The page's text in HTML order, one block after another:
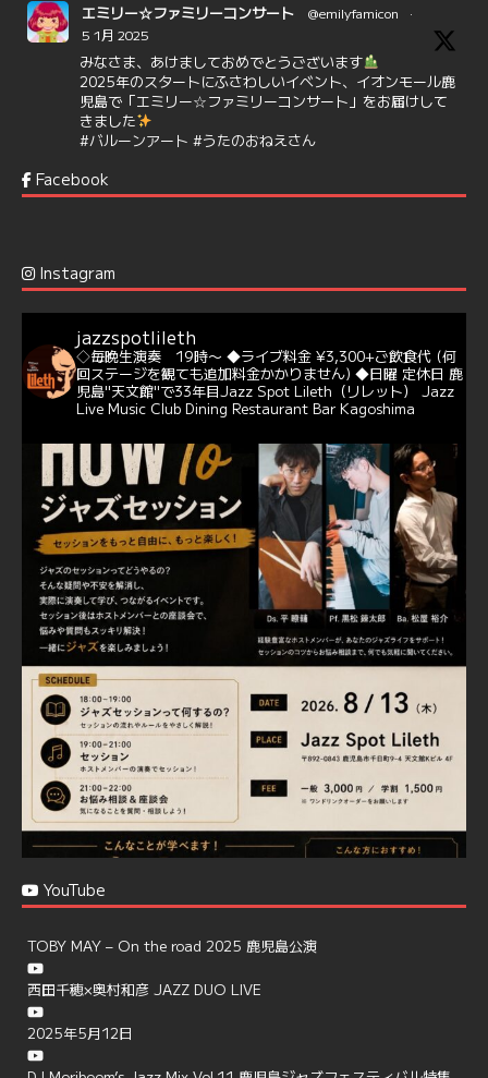
エミリー☆ファミリーコンサート @emilyfamicon
·
5 1月 2025
みなさま、あけましておめでとうございます
2025年のスタートにふさわしいイベント、イオンモール鹿
児島で「エミリー☆ファミリーコンサート」をお届けして
きました
#バルーンアート #うたのおねえさん
6 7
@delightful_gang
バー♪♬
当店での演奏シーンもご覧いただけます❣❣
#天文館ミリオネーション #ジャミラ #クリスマスソング
https://youtu.be/2lhypP4KWc4?si=CEbY-wEg5HDc_iEv
6 Twitter
Jazz Spot Lilet @jazzspotlileth · 11 11月 2024
忘年会＆新年会 ご予約承り中❣❣
☆窓辺から天文館ミリオネーション
☆JAZZの生演奏を聴きながら♪
☆地産地消に拘ったフードメニュー
プラン内容はご予算とご要望に応じてアレンジ可能ですの
で、お気軽にお問い合せください
https://jazzspotlileth.com/recommend/8650
6
Load More
Facebook
Instagram
jazzspotlileth
◇毎晩生演奏 19時〜 ◆ライブ料金 ¥3,300+ご飲食代 (何
回ステージを観ても追加料金かかりません) ◆日曜 定休日 鹿
児島"天文館"で33年目Jazz Spot Lileth（リレット）
Jazz
Live Music Club Dining Restaurant Bar Kagoshima
YouTube
TOBY MAY – On the road 2025 鹿児島公演
西田千穂×奥村和彦 JAZZ DUO LIVE
2025年5月12日